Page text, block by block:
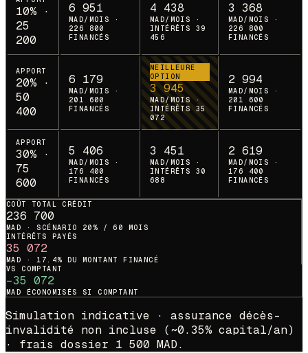
10% ·
25
200
6 951
MAD/MOIS ·
226 800
FINANCÉS
4 438
MAD/MOIS ·
INTÉRÊTS 39
456
3 368
MAD/MOIS ·
226 800
FINANCÉS
APPORT
20% ·
50
400
6 179
MAD/MOIS ·
201 600
FINANCÉS
MEILLEURE
OPTION
3 945
MAD/MOIS ·
INTÉRÊTS 35
072
2 994
MAD/MOIS ·
201 600
FINANCÉS
APPORT
30% ·
75
600
5 406
MAD/MOIS ·
176 400
FINANCÉS
3 451
MAD/MOIS ·
INTÉRÊTS 30
688
2 619
MAD/MOIS ·
176 400
FINANCÉS
COÛT TOTAL CRÉDIT
236 700
MAD · SCÉNARIO 20% / 60 MOIS
INTÉRÊTS PAYÉS
35 072
MAD ·17.4 % DU MONTANT FINANCÉ
VS COMPTANT
−35 072
MAD ÉCONOMISÉS SI COMPTANT
Simulation indicative · assurance décès-
invalidité non incluse (~0.35% capital/an)
· frais dossier 1 500 MAD.